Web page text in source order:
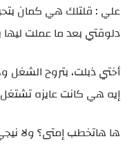
علي : قلتلك هي كمان
دلوقتي بعد ما عملت
أختي ذبلت، بتروح
إيه هي كانت عايزه
ها هاتخطب إمتى؟ ولا